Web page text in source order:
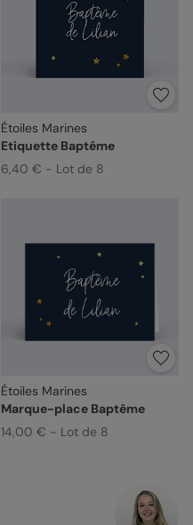
Étoiles Marines
Etiquette Baptême
6,40 € - Lot de 8
Étoiles Marines
Marque-place Baptême
14,00 € - Lot de 8